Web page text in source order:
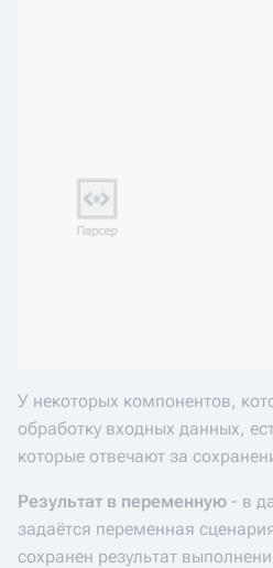
У некоторых компонентов,
обработку входных данных,
которые отвечают за
Результат в переменную - в
задаётся переменная
сохранен результат